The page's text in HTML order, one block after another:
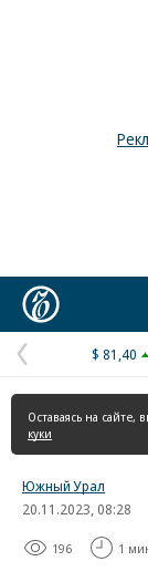
Предыдущая
страница
$ 81,40
Оставаясь на сайте,
куки
Южный Урал
20.11.2023, 08:28
196 1